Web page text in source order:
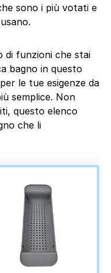
sono i più votati e
di funzioni che stai
bagno in questo
le tue esigenze da
semplice. Non
questo elenco
che li